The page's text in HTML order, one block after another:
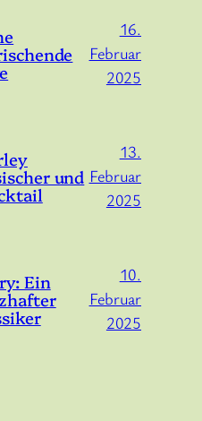
16.
Februar
2025
und
13.
Februar
2025
Ein
10.
Februar
2025